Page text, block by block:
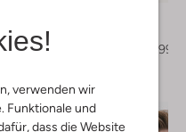
verwenden wir
Funktionale und
dass die Website
€ 132,99